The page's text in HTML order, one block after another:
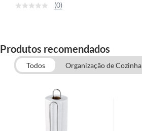
(0)
Produtos recomendados
Todos Organização de Cozinha